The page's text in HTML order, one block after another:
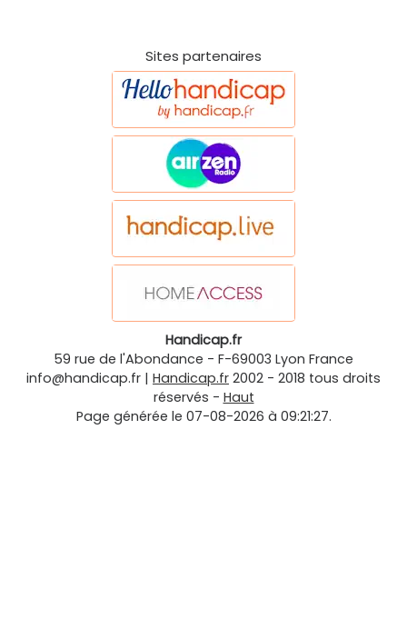
Sites partenaires
Handicap.fr
59 rue de l'Abondance - F-69003 Lyon France
info@handicap.fr | Handicap.fr 2002 - 2018 tous droits
réservés - Haut
Page générée le 07-08-2026 à 09:21:27.